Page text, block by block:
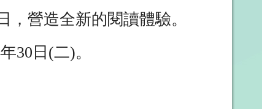
營造全新的閱讀體驗。
30日(二)。